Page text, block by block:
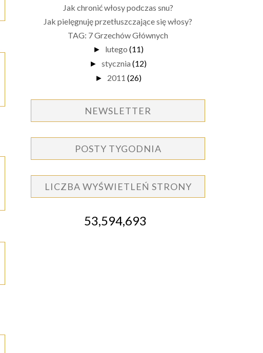
Jak chronić włosy podczas snu?
Jak pielęgnuję przetłuszczające się włosy?
TAG: 7 Grzechów Głównych
► lutego (11)
► stycznia (12)
► 2011 (26)
NEWSLETTER
POSTY TYGODNIA
LICZBA WYŚWIETLEŃ STRONY
53,594,693